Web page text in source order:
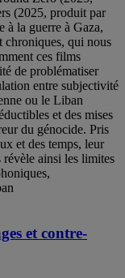
(2025, produit par
à la guerre à Gaza,
chroniques, qui nous
ces films
de problématiser
entre subjectivité
ou le Liban
et des mises
du génocide. Pris
et des temps, leur
révèle ainsi les limites
et contre-